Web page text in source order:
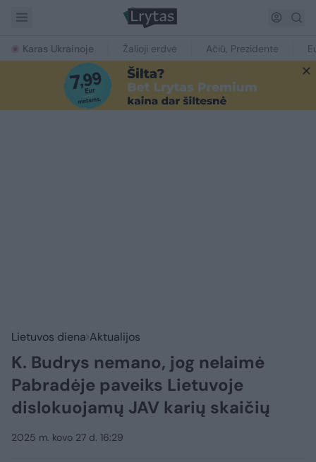
Karas Ukrainoje Žalioji erdvė Ačiū, Prezidente
Lietuvos diena Aktualijos
K. Budrys nemano, jog nelaimė
Pabradėje paveiks Lietuvoje
dislokuojamų JAV karių skaičių
2025 m. kovo 27 d. 16:29